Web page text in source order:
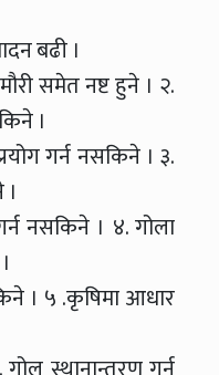
बढी ।
समेत नष्ट हुने । २.
।
गर्न नसकिने । ३.
नसकिने । ४. गोला
। ५ .कृषिमा आधार